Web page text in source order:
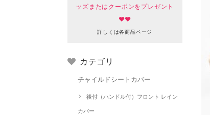
ッズまたはクーポンをプレゼント
♥♥
詳しくは各商品ページ
カテゴリ
チャイルドシートカバー
後付（ハンドル付）フロント レイン
カバー